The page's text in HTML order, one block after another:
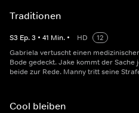
Traditionen
S3 Ep.3 • 41 Min. • HD
12
Gabriela vertuscht einen
Bode gedeckt. Jake kommt der Sache
beide zur Rede. Manny tritt seine
Cool bleiben